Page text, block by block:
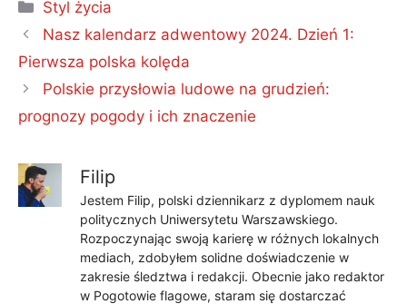
Styl życia
Nasz kalendarz adwentowy 2024. Dzień 1:
Pierwsza polska kolęda
Polskie przysłowia ludowe na grudzień:
prognozy pogody i ich znaczenie
Filip
Jestem Filip, polski dziennikarz z dyplomem nauk
politycznych Uniwersytetu Warszawskiego.
Rozpoczynając swoją karierę w różnych lokalnych
mediach, zdobyłem solidne doświadczenie w
zakresie śledztwa i redakcji. Obecnie jako redaktor
w Pogotowie flagowe, staram się dostarczać